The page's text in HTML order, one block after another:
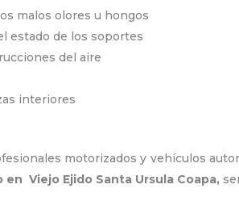
malos olores u hongos
estado de los soportes
del aire
interiores
motorizados y vehículos
en Viejo Ejido Santa Ursula Coapa,